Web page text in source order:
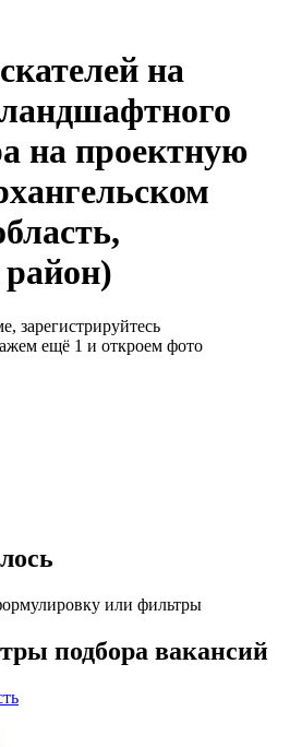
на
на проектную
зарегистрируйтесь
ещё 1 и откроем фото
или фильтры
подбора вакансий